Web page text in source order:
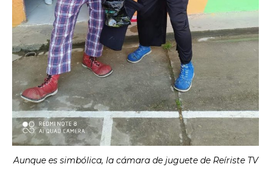
Aunque es simbólica, la cámara de juguete de Reíriste TV